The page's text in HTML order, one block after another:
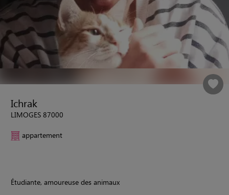
Ichrak
LIMOGES 87000
appartement
Étudiante, amoureuse des animaux